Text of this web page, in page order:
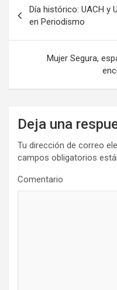
de
entradas
Día histórico: UACH y
en Periodismo
Mujer Segura,
Deja una
Tu dirección de correo
campos obligatorios
Comentario